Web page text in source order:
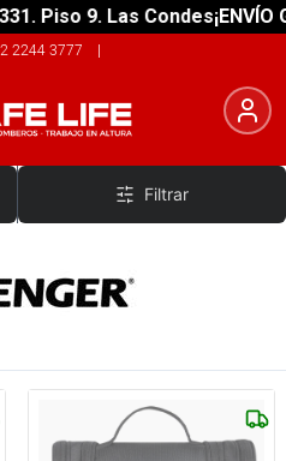
9. Las Condes¡ENVÍO
2244 3777 |
Filtrar